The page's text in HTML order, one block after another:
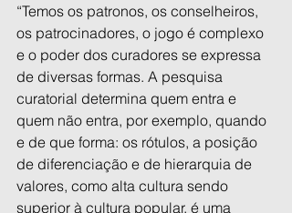
“Temos os patronos, os conselheiros,
os patrocinadores, o jogo é complexo
e o poder dos curadores se expressa
de diversas formas. A pesquisa
curatorial determina quem entra e
quem não entra, por exemplo, quando
e de que forma: os rótulos, a posição
de diferenciação e de hierarquia de
valores, como alta cultura sendo
superior à cultura popular, é uma